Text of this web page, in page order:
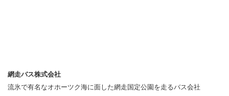
網走バス株式会社
流氷で有名なオホーツク海に面した網走国定公園を走るバス会社